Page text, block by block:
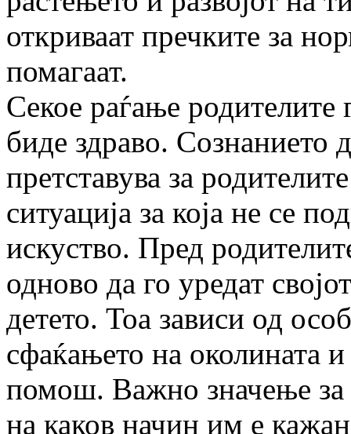
откриваат пречките за
помагаат.
Секое раѓање родителите
биде здраво. Сознанието
претставува за
ситуација за која не се
искуство. Пред
одново да го уредат
детето. Тоа зависи од
сфаќањето на околината
помош. Важно значење за
на каков начин им е